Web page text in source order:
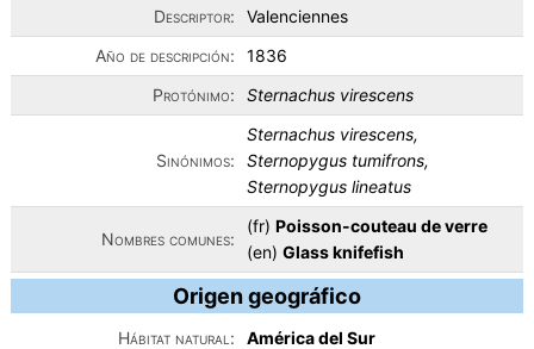
Descriptor:
Valenciennes
Año de descripción:
1836
Protónimo:
Sternachus virescens
Sinónimos:
Sternachus virescens,
Sternopygus tumifrons,
Sternopygus lineatus
Nombres comunes:
(fr) Poisson-couteau de verre
(en) Glass knifefish
Origen geográfico
Hábitat natural:
América del Sur